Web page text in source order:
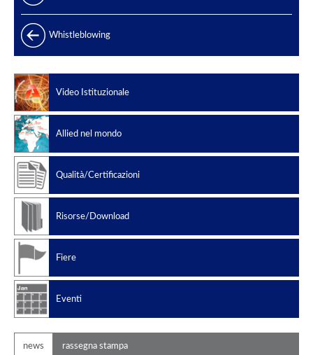
Produzione di energia
Offshore
Petrolchimico
Slug catchers
Standard di produzione
Codici di progettazione
Whistleblowing
Video Istituzionale
Allied nel mondo
Qualità/Certificazioni
Risorse/Download
Fiere
Eventi
news rassegna stampa